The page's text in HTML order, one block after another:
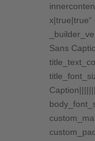
x|true|true“
Sans